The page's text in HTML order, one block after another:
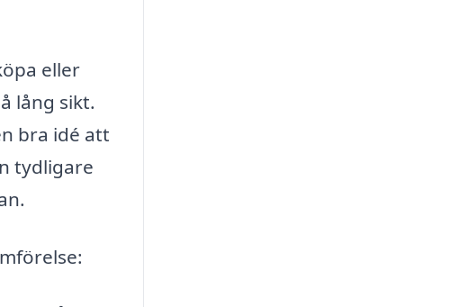
eller
lång sikt.
bra idé att
tydligare